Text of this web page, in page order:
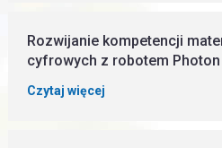
Rozwijanie kompetencji
cyfrowych z robotem Photon
Czytaj więcej